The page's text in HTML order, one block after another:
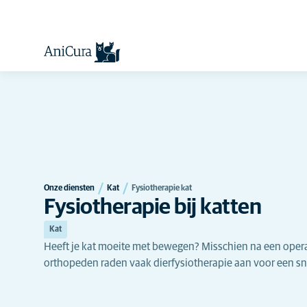
Onze diensten Kat Fysiotherapie kat
Fysiotherapie bij katten
Kat
Heeft je kat moeite met bewegen? Misschien na een
orthopeden raden vaak dierfysiotherapie aan voor een